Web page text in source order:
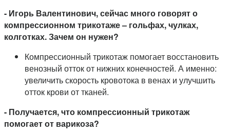
- Игорь Валентинович, сейчас много говорят о
компрессионном трикотаже – гольфах, чулках,
колготках. Зачем он нужен?
Компрессионный трикотаж помогает восстановить
венозный отток от нижних конечностей. А именно:
увеличить скорость кровотока в венах и улучшить
отток крови от тканей.
- Получается, что компрессионный трикотаж
помогает от варикоза?